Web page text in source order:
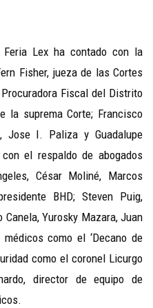
Lex ha contado con la
Fisher, jueza de las Cortes
Procuradora Fiscal del Distrito
la suprema Corte; Francisco
Jose I. Paliza y Guadalupe
el respaldo de abogados
César Moliné, Marcos
BHD; Steven Puig,
Canela, Yurosky Mazara, Juan
como el ‘Decano de
como el coronel Licurgo
director de equipo de